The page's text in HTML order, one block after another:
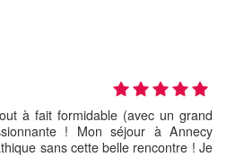
à fait formidable (avec un grand
! Mon séjour à Annecy
sans cette belle rencontre ! Je